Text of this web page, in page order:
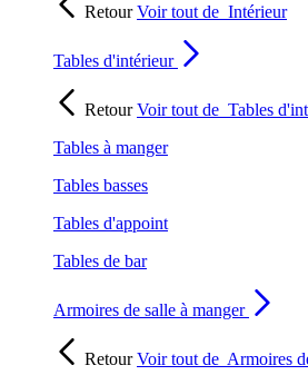
RetourVoir tout de Intérieur
Tables d'intérieur
RetourVoir tout de Tables
Tables à manger
Tables basses
Tables d'appoint
Tables de bar
Armoires de salle à manger
RetourVoir tout de Armoires